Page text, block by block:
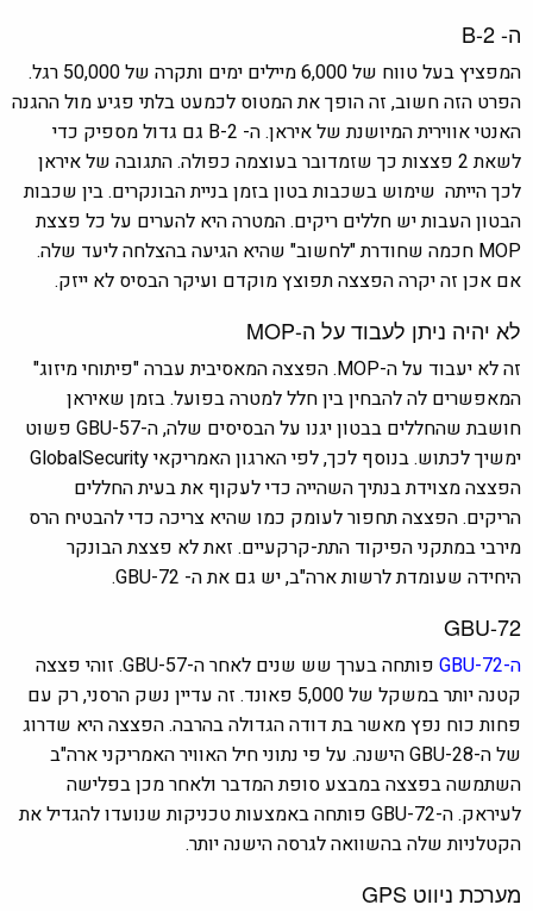
ה- B-2
המפציץ בעל טווח של 6,000 מיילים ימים ותקרה של 50,000 רגל.
הפרט הזה חשוב, זה הופך את המטוס לכמעט בלתי פגיע מול ההגנה
האנטי אווירית המיושנת של איראן. ה- B-2 גם גדול מספיק כדי
לשאת 2 פצצות כך שזמדובר בעוצמה כפולה. התגובה של איראן
לכך הייתה שימוש בשכבות בטון בזמן בניית הבונקרים. בין שכבות
הבטון העבות יש חללים ריקים. המטרה היא להערים על כל פצצת
MOP חכמה שחודרת "לחשוב" שהיא הגיעה בהצלחה ליעד שלה.
אם אכן זה יקרה הפצצה תפוצץ מוקדם ועיקר הבסיס לא ייזק.
לא יהיה ניתן לעבוד על ה-MOP
זה לא יעבוד על ה-MOP. הפצצה המאסיבית עברה "פיתוחי מיזוג"
המאפשרים לה להבחין בין חלל למטרה בפועל. בזמן שאיראן
חושבת שהחללים בבטון יגנו על הבסיסים שלה, ה-GBU-57 פשוט
ימשיך לכתוש. בנוסף לכך, לפי הארגון האמריקאי GlobalSecurity
הפצצה מצוידת בנתיך השהייה כדי לעקוף את בעית החללים
הריקים. הפצצה תחפור לעומק כמו שהיא צריכה כדי להבטיח הרס
מירבי במתקני הפיקוד התת-קרקעיים. זאת לא פצצת הבונקר
היחידה שעומדת לרשות ארה"ב, יש גם את ה- GBU-72.
GBU-72
ה-GBU-72
פותחה בערך שש שנים לאחר ה-GBU-57. זוהי פצצה
קטנה יותר במשקל של 5,000 פאונד. זה עדיין נשק הרסני, רק עם
פחות כוח נפץ מאשר בת דודה הגדולה בהרבה. הפצצה היא שדרוג
של ה-GBU-28 הישנה. על פי נתוני חיל האוויר האמריקני ארה"ב
השתמשה בפצצה במבצע סופת המדבר ולאחר מכן בפלישה
לעיראק. ה-GBU-72 פותחה באמצעות טכניקות שנועדו להגדיל את
הקטלניות שלה בהשוואה לגרסה הישנה יותר.
מערכת ניווט GPS